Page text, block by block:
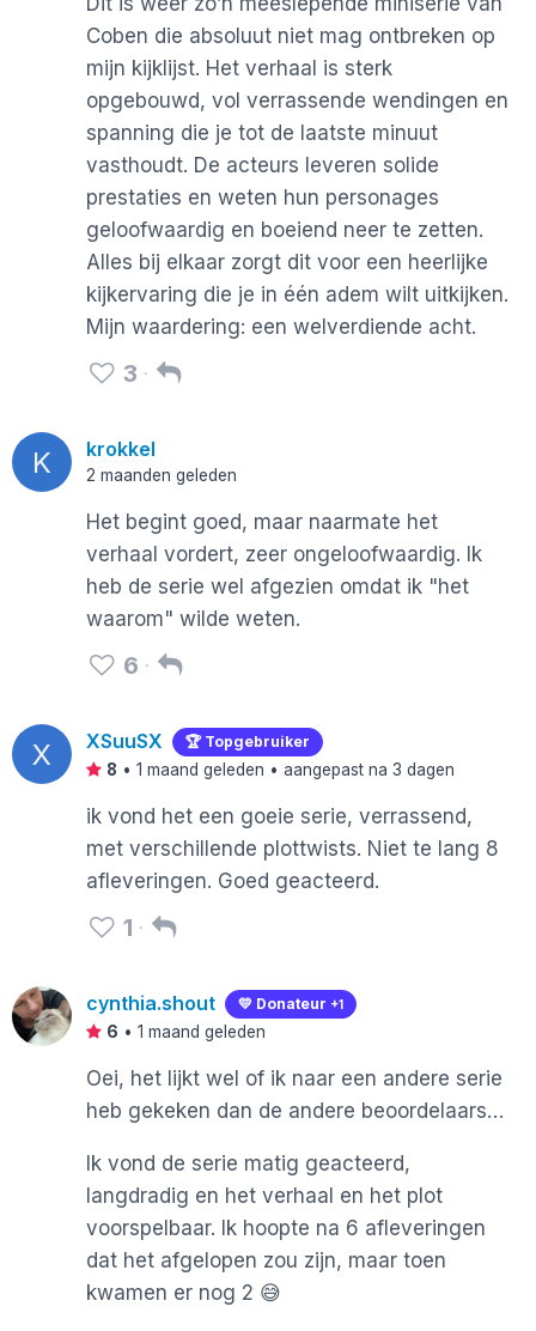
Coben die absoluut niet mag ontbreken op
mijn kijklijst. Het verhaal is sterk
opgebouwd, vol verrassende wendingen en
spanning die je tot de laatste minuut
vasthoudt. De acteurs leveren solide
prestaties en weten hun personages
geloofwaardig en boeiend neer te zetten.
Alles bij elkaar zorgt dit voor een heerlijke
kijkervaring die je in één adem wilt uitkijken.
Mijn waardering: een welverdiende acht.
3
K krokkel
2 maanden geleden
Het begint goed, maar naarmate het
verhaal vordert, zeer ongeloofwaardig. Ik
heb de serie wel afgezien omdat ik "het
waarom" wilde weten.
6
X XSuuSX 🏆 Topgebruiker
8 • 1 maand geleden • aangepast na 3 dagen
ik vond het een goeie serie, verrassend,
met verschillende plottwists. Niet te lang 8
afleveringen. Goed geacteerd.
1
cynthia.shout 💛 Donateur +1
6 • 1 maand geleden
Oei, het lijkt wel of ik naar een andere serie
heb gekeken dan de andere beoordelaars…
Ik vond de serie matig geacteerd,
langdradig en het verhaal en het plot
voorspelbaar. Ik hoopte na 6 afleveringen
dat het afgelopen zou zijn, maar toen
kwamen er nog 2 😅